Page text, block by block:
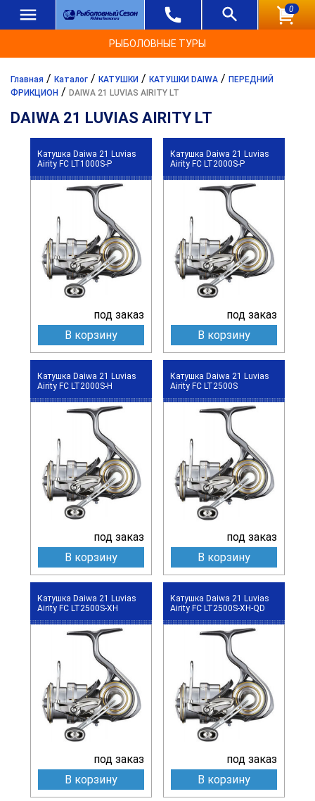
0
РЫБОЛОВНЫЕ ТУРЫ
Главная / Каталог / КАТУШКИ / КАТУШКИ DAIWA / ПЕРЕДНИЙ
ФРИКЦИОН / DAIWA 21 LUVIAS AIRITY LT
DAIWA 21 LUVIAS AIRITY LT
Катушка Daiwa 21 Luvias
Airity FC LT1000S-P
под заказ
В корзину
Катушка Daiwa 21 Luvias
Airity FC LT2000S-P
под заказ
В корзину
Катушка Daiwa 21 Luvias
Airity FC LT2000S-H
под заказ
В корзину
Катушка Daiwa 21 Luvias
Airity FC LT2500S
под заказ
В корзину
Катушка Daiwa 21 Luvias
Airity FC LT2500S-XH
под заказ
В корзину
Катушка Daiwa 21 Luvias
Airity FC LT2500S-XH-QD
под заказ
В корзину